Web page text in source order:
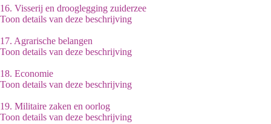
16. Visserij en drooglegging zuiderzee
Toon details van deze beschrijving
17. Agrarische belangen
Toon details van deze beschrijving
18. Economie
Toon details van deze beschrijving
19. Militaire zaken en oorlog
Toon details van deze beschrijving